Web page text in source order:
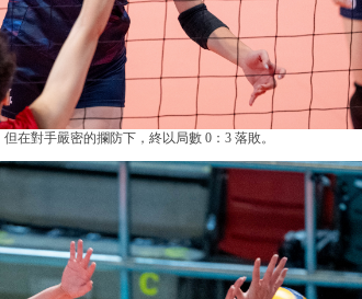
但在對手嚴密的攔防下，終以局數 0：3 落敗。